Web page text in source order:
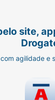
site,
agilidade e